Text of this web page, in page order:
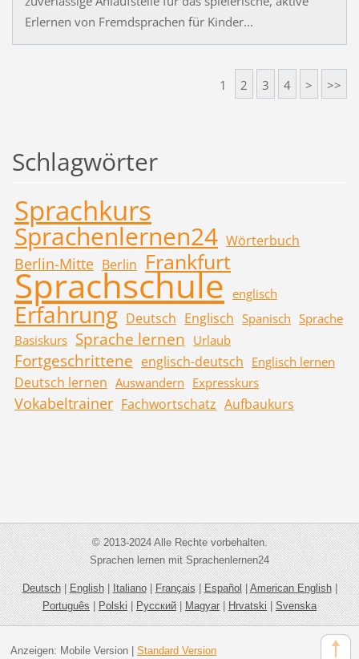
Erlernen von Fremdsprachen für Kinder...
1 2 3 4 > >>
Schlagwörter
Sprachkurs
Sprachenlernen24 Wörterbuch
Berlin-Mitte Berlin Frankfurt
Sprachschule englisch
Erfahrung Deutsch Englisch Spanisch Sprache
Basiskurs Sprache lernen Urlaub
Fortgeschrittene englisch-deutsch Englisch lernen
Deutsch lernen Auswandern Expresskurs
Vokabeltrainer Fachwortschatz Aufbaukurs
© 2013-2024 Alle Rechte vorbehalten.
Sprachen lernen mit Sprachenlernen24
Deutsch|English|Italiano|Français|Español|American English|
Português|Polski|Русский|Magyar|Hrvatski|Svenska
Anzeigen: Mobile Version| Standard Version